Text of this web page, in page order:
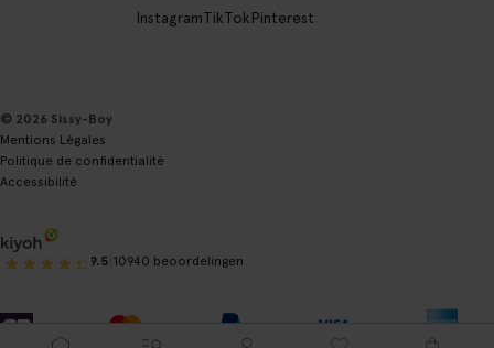
InstagramTikTokPinterest
© 2026 Sissy-Boy
Mentions Légales
Politique de confidentialité
Accessibilité
9.5 10940 beoordelingen